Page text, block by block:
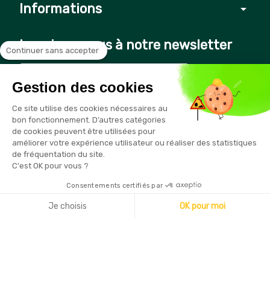
Informations arrow_drop_down
Inscrivez-vous à notre newsletter
Vous pouvez vous désinscrire à tout moment en cliquant sur le
lien présent dans nos emails
Copyright © 2026 - Sécurama
Continuer sans accepter
Gestion des cookies
Ce site utilise des cookies nécessaires au
bon fonctionnement. D’autres catégories
de cookies peuvent être utilisées pour
améliorer votre expérience utilisateur ou réaliser des statistiques
de fréquentation du site.
C'est OK pour vous ?
Consentements certifiés par
Je choisis OK pour moi